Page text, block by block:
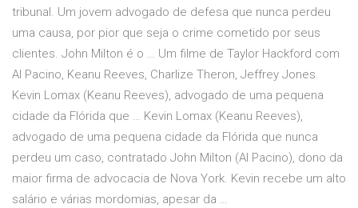
tribunal. Um jovem advogado de defesa que nunca perdeu
uma causa, por pior que seja o crime cometido por seus
clientes. John Milton é o … Um filme de Taylor Hackford com
Al Pacino, Keanu Reeves, Charlize Theron, Jeffrey Jones.
Kevin Lomax (Keanu Reeves), advogado de uma pequena
cidade da Flórida que … Kevin Lomax (Keanu Reeves),
advogado de uma pequena cidade da Flórida que nunca
perdeu um caso, contratado John Milton (Al Pacino), dono da
maior firma de advocacia de Nova York. Kevin recebe um alto
salário e várias mordomias, apesar da …